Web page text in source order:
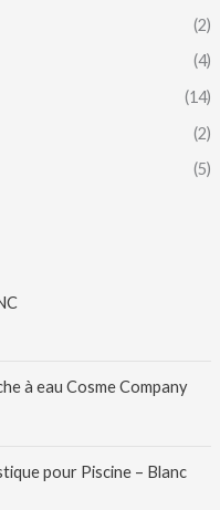
(2)
(4)
(14)
(2)
(5)
à eau Cosme Company
pour Piscine – Blanc